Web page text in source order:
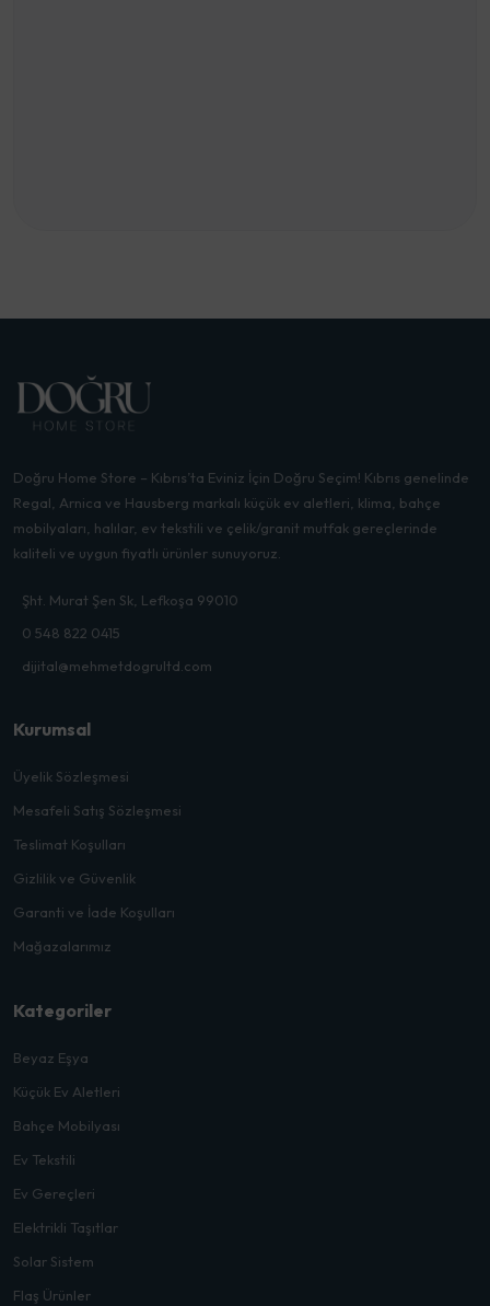
Doğru Home Store – Kıbrıs’ta Eviniz İçin Doğru Seçim! Kıbrıs genelinde
Regal, Arnica ve Hausberg markalı küçük ev aletleri, klima, bahçe
mobilyaları, halılar, ev tekstili ve çelik/granit mutfak gereçlerinde
kaliteli ve uygun fiyatlı ürünler sunuyoruz.
Şht. Murat Şen Sk, Lefkoşa 99010
0 548 822 0415
dijital@mehmetdogrultd.com
Kurumsal
Üyelik Sözleşmesi
Mesafeli Satış Sözleşmesi
Teslimat Koşulları
Gizlilik ve Güvenlik
Garanti ve İade Koşulları
Mağazalarımız
Kategoriler
Beyaz Eşya
Küçük Ev Aletleri
Bahçe Mobilyası
Ev Tekstili
Ev Gereçleri
Elektrikli Taşıtlar
Solar Sistem
Flaş Ürünler